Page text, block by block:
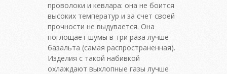
проволоки и кевлара: она не боится
высоких температур и за счет своей
прочности не выдувается. Она
поглощает шумы в три раза лучше
базальта (самая распространенная).
Изделия с такой набивкой
охлаждают выхлопные газы лучше